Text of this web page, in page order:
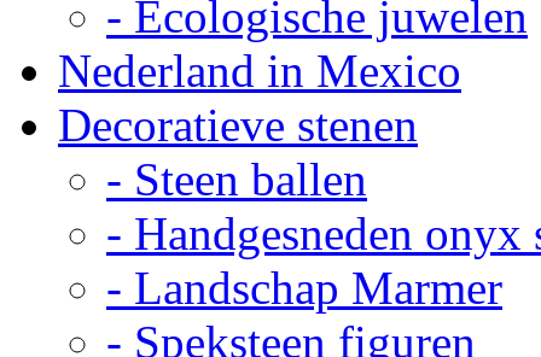
- Ecologische juwelen
Nederland in Mexico
Decoratieve stenen
- Steen ballen
- Handgesneden onyx
- Landschap Marmer
- Speksteen figuren